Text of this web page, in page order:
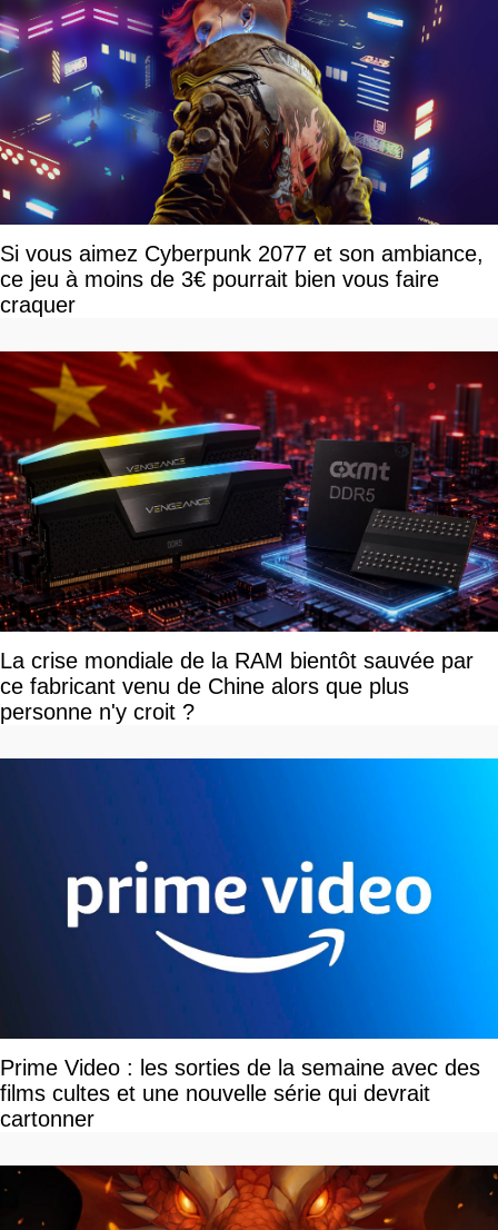
Si vous aimez Cyberpunk 2077 et son ambiance,
ce jeu à moins de 3€ pourrait bien vous faire
craquer
La crise mondiale de la RAM bientôt sauvée par
ce fabricant venu de Chine alors que plus
personne n'y croit ?
Prime Video : les sorties de la semaine avec des
films cultes et une nouvelle série qui devrait
cartonner